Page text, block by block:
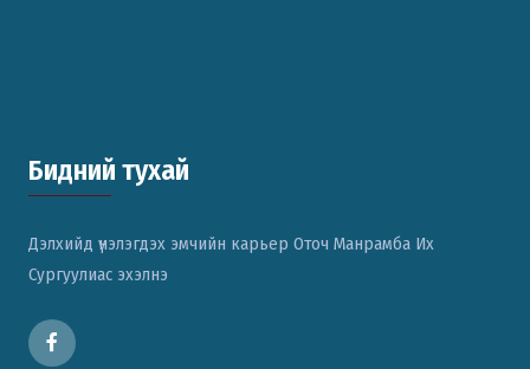
Бидний тухай
Дэлхийд үнэлэгдэх эмчийн карьер Оточ Манрамба Их
Сургуулиас эхэлнэ